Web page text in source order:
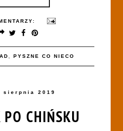
, PYSZNE CO NIECO
sierpnia 2019
PO CHIŃSKU